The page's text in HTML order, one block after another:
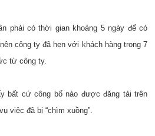
phải có thời gian khoảng 5 ngày để có
công ty đã hẹn với khách hàng trong 7
từ công ty.
bất cứ công bố nào được đăng tải trên
việc đã bị “chìm xuồng”.